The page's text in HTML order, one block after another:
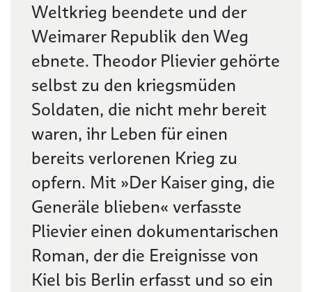
Weltkrieg beendete und der
Weimarer Republik den Weg
ebnete. Theodor Plievier gehörte
selbst zu den kriegsmüden
Soldaten, die nicht mehr bereit
waren, ihr Leben für einen
bereits verlorenen Krieg zu
opfern. Mit »Der Kaiser ging, die
Generäle blieben« verfasste
Plievier einen dokumentarischen
Roman, der die Ereignisse von
Kiel bis Berlin erfasst und so ein